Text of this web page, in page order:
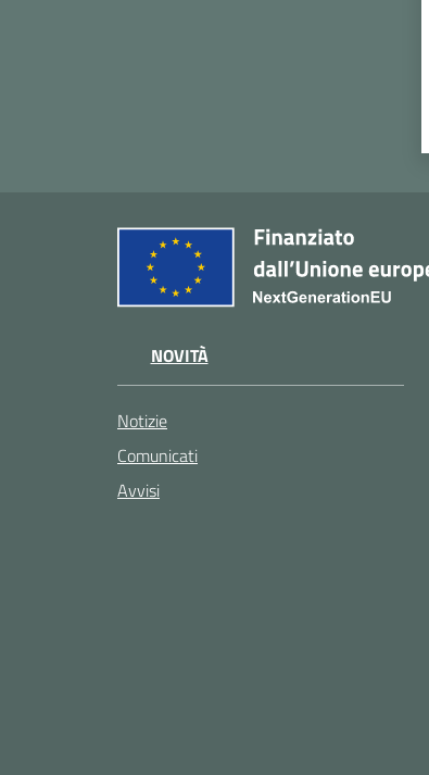
NOVITÀ
Notizie
Comunicati
Avvisi